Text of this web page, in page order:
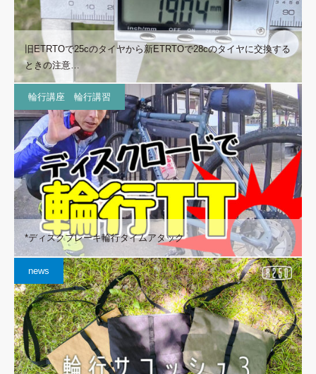
旧ETRTOで25cのタイヤから新ETRTOで28cのタイヤに交換する
ときの注意…
輪行講座 輪行講習
*ディスクブレーキ輪行タイムアタック
news